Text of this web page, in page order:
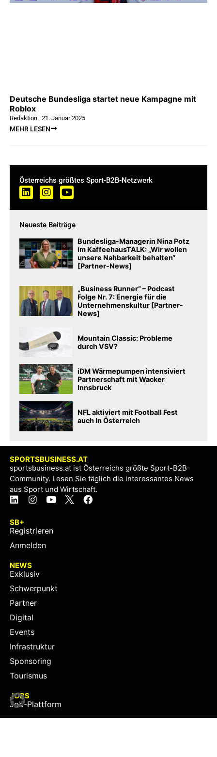
Deutsche Bundesliga startet neue Kampagne mit
Roblox
Redaktion–21. Januar 2025
MEHR LESEN
Österreichs größtes Sport-B2B-Netzwerk
Neueste Beiträge
Bundesliga-Managerin Nina Potz
im KaffeehausTALK: „Wir wollen
unsere Nahbarkeit behalten“
[Partner-News]
„Business Runner“ – Podcast
Folge Nr. 7: Energie für die
Unternehmenskultur [Partner-
News]
Mountain Classic: Probleme
durch VSV?
iDM Wärmepumpen intensiviert
Partnerschaft mit Wacker
Innsbruck
NFL aktiviert mit Football Fest
auch in Österreich
SPORTSBUSINESS.AT
sportsbusiness.at ist Österreichs größte Sport-B2B-
Community. Lesen Sie täglich die interessantes News
aus Sport und Wirtschaft.
SB+
Registrieren
Anmelden
NEWS
Exklusiv
Schwerpunkt
Partner
Digital
Events
Infrastruktur
Sponsoring
Tourismus
JOBS
Job-Plattform